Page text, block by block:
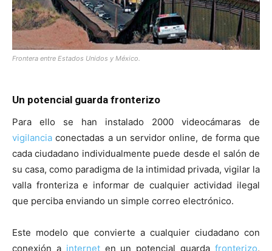
Frontera entre Estados Unidos y México.
Un potencial guarda fronterizo
Para ello se han instalado 2000 videocámaras de
vigilancia conectadas a un servidor online, de forma que
cada ciudadano individualmente puede desde el salón de
su casa, como paradigma de la intimidad privada, vigilar la
valla fronteriza e informar de cualquier actividad ilegal
que perciba enviando un simple correo electrónico.
Este modelo que convierte a cualquier ciudadano con
conexión a interneten un potencial guardafronterizo,